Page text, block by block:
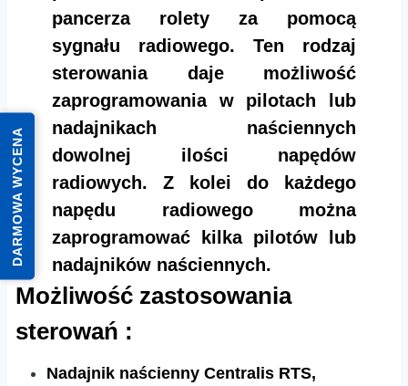
pancerza rolety za pomocą
sygnału radiowego. Ten rodzaj
sterowania daje możliwość
zaprogramowania w pilotach lub
nadajnikach naściennych
dowolnej ilości napędów
radiowych. Z kolei do każdego
napędu radiowego można
zaprogramować kilka pilotów lub
nadajników naściennych.​​
Możliwość zastosowania
sterowań :
Nadajnik naścienny Centralis RTS,
DARMOWA WYCENA